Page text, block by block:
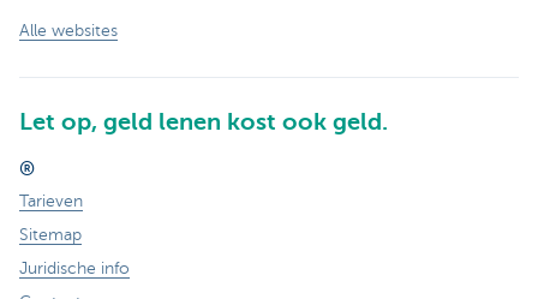
Alle websites
Let op, geld lenen kost ook geld.
®
Tarieven
Sitemap
Juridische info